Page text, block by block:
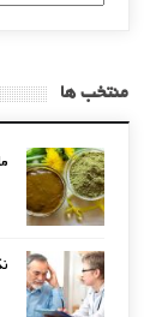
بندی
منتخب ها